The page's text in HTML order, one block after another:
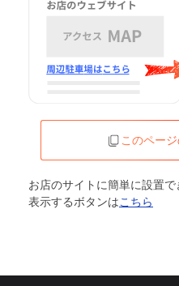
このペー
お店のサイトに簡単に設置
表示するボタンはこちら